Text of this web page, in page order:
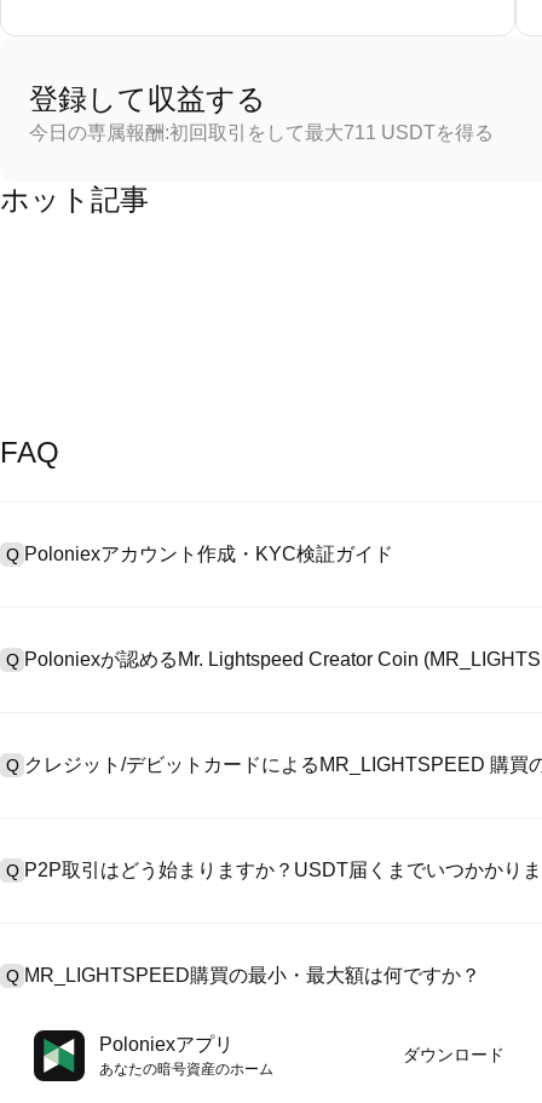
登録して収益する
今日の専属報酬:初回取引をして最大711 USDTを得る
ホット記事
FAQ
Q Poloniexアカウント作成・KYC検証ガイド
>「安全性」へ有効ID証明をアップし、自撮りしてKYC検証を完成
Q Poloniexが認めるMr. Lightspeed Creator Coin
入金）（プロセス1～3営業日かかる）;4）$100,000超えた大額売
Q クレジット/デビットカードによるMR_LIGHTSPEED 購買
MR_LIGHTSPEED/USDT取引には基準現物取引手数料（0.05%ま
Q P2P取引はどう始まりますか？USDT届くまでいつかかり
第に、決済は通常15分～2時間かかります。
Q MR_LIGHTSPEED購買の最小・最大額は何ですか？
最小・最大制限額は支払方法とあなたの検証レベル次第です。ク
最大額は提供側次第です。大部のP2P売手はわずかの$10の最小
す。操作の前に、各ページにおける制限額説明をチェックしてくだ
Poloniexアプリ
あなたの暗号資産のホーム
ダウンロード